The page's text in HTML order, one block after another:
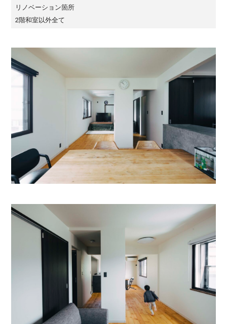
リノベーション箇所
2階和室以外全て